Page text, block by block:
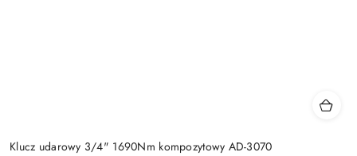
Klucz udarowy 3/4" 1690Nm kompozytowy AD-3070